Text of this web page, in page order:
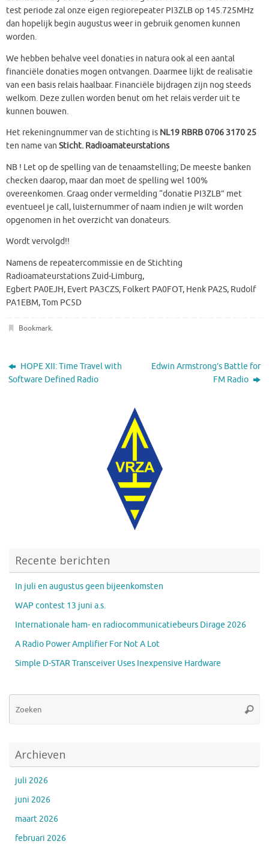
test periode zal onze eigen regiorepeater PI3ZLB op 145.725MHz
dan hopelijk begin augustus weer in gebruik genomen kunnen
worden.
We hebben behalve veel donaties in natura ook al een aantal
financiële donaties mogen ontvangen. Daarmee lijkt de realisatie
van een basis relais haalbaar. Financiële bijdragen zijn nog steeds
welkom. Deze zullen worden benut om het relais verder uit te
kunnen bouwen.
Het rekeningnummer van de stichting is NL19 RBRB 0706 3170 25
ten name van Sticht. Radioamateurstations
NB ! Let op de spelling van de tenaamstelling; De meeste banken
checken daarop, maar dan moet de spelling wel 100%
overeenkomen. Graag onder vermelding “donatie PI3ZLB” met
eventueel je call, luisternummer of naam indien je wilt worden
opgenomen in het overzicht van donateurs.
Wordt vervolgd!!
Namens de repeatercommissie en de Stichting
Radioamateurstations Zuid-Limburg,
Egbert PA0EJH, Evert PA3CZS, Folkert PA0FOT, Henk PA2S, Rudolf
PA1EBM, Tom PC5D
Bookmark.
HOPE XII: Time Travel with
Software Defined Radio
Edwin Armstrong’s Battle for
FM Radio
Recente berichten
In juli en augustus geen bijeenkomsten
WAP contest 13 juni a.s.
Internationale ham- en radiocommunicatiebeurs Dirage 2026
A Radio Power Amplifier For Not A Lot
Simple D-STAR Transceiver Uses Inexpensive Hardware
Archieven
juli 2026
juni 2026
maart 2026
februari 2026